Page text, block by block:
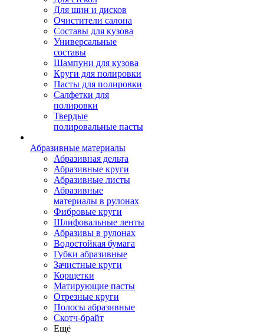
Для шин и дисков
Очистители салона
Составы для кузова
Универсальные
составы
Шампуни для кузова
Круги для полировки
Пасты для полировки
Салфетки для
полировки
Твердые
полировальные пасты
Абразивные материалы
Абразивная дельта
Абразивные круги
Абразивные листы
Абразивные
материалы в рулонах
Фибровые круги
Шлифовальные ленты
Абразивы в рулонах
Водостойкая бумага
Губки абразивные
Зачистные круги
Корщетки
Матирующие пасты
Отрезные круги
Полосы абразивные
Скотч-брайт
Ещё